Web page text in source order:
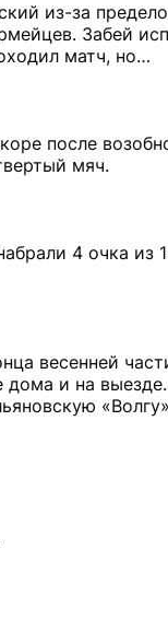
из-за
Забей
матч, но…
после
мяч.
4 очка из
весенней
и на